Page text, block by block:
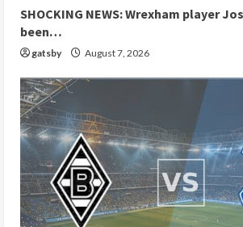
SHOCKING NEWS: Wrexham player
been…
gatsby August 7, 2026